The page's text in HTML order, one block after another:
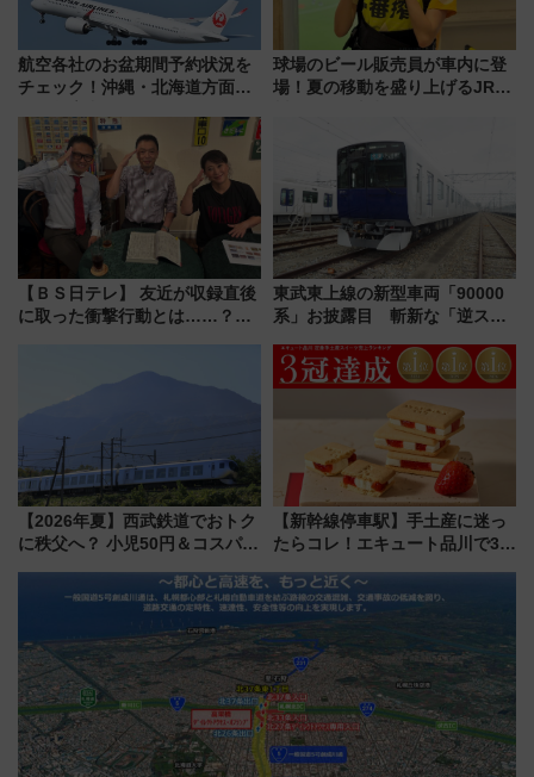
航空各社のお盆期間予約状況を
チェック！沖縄・北海道方面は
日は？
球場のビール販売員が車内に登
場！夏の移動を盛り上げるJR九
スとコラボ
【ＢＳ日テレ】 友近が収録直後
に取った衝撃行動とは……？
東武東上線の新型車両「90000
系」お披露目 斬新な「逆スラ
放的な車内空間に注目、デビュ
ーは9月
【2026年夏】西武鉄道でおトク
に秩父へ？ 小児50円＆コスパ最
族旅行！ 深夜の正丸トンネル探
検や特急ラビューも
【新幹線停車駅】手土産に迷っ
たらコレ！エキュート品川で3年
産スイーツとは？